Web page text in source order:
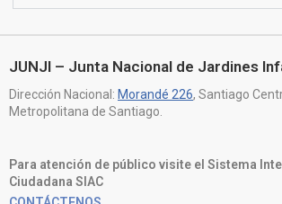
JUNJI – Junta Nacional de Jardines
Dirección Nacional: Morandé 226, Santiago
Metropolitana de Santiago.
Para atención de público visite el Sistema
Ciudadana SIAC